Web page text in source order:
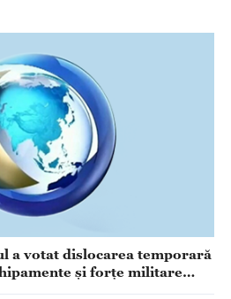
a votat dislocarea temporară
şi forţe militare